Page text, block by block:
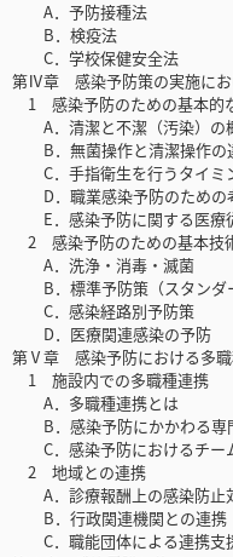
A．予防接種法
B．検疫法
C．学校保健安全法
第Ⅳ章 感染予防策の実施にお
1 感染予防のための基本的
A．清潔と不潔（汚染）の
B．無菌操作と清潔操作の
C．手指衛生を行うタイミ
D．職業感染予防のための
E．感染予防に関する医療
2 感染予防のための基本技
A．洗浄・消毒・滅菌
B．標準予防策（スタンダ
C．感染経路別予防策
D．医療関連感染の予防
第Ⅴ章 感染予防における多職
1 施設内での多職種連携
A．多職種連携とは
B．感染予防にかかわる専
C．感染予防におけるチー
2 地域との連携
A．診療報酬上の感染防止
B．行政関連機関との連携
C．職能団体による連携支